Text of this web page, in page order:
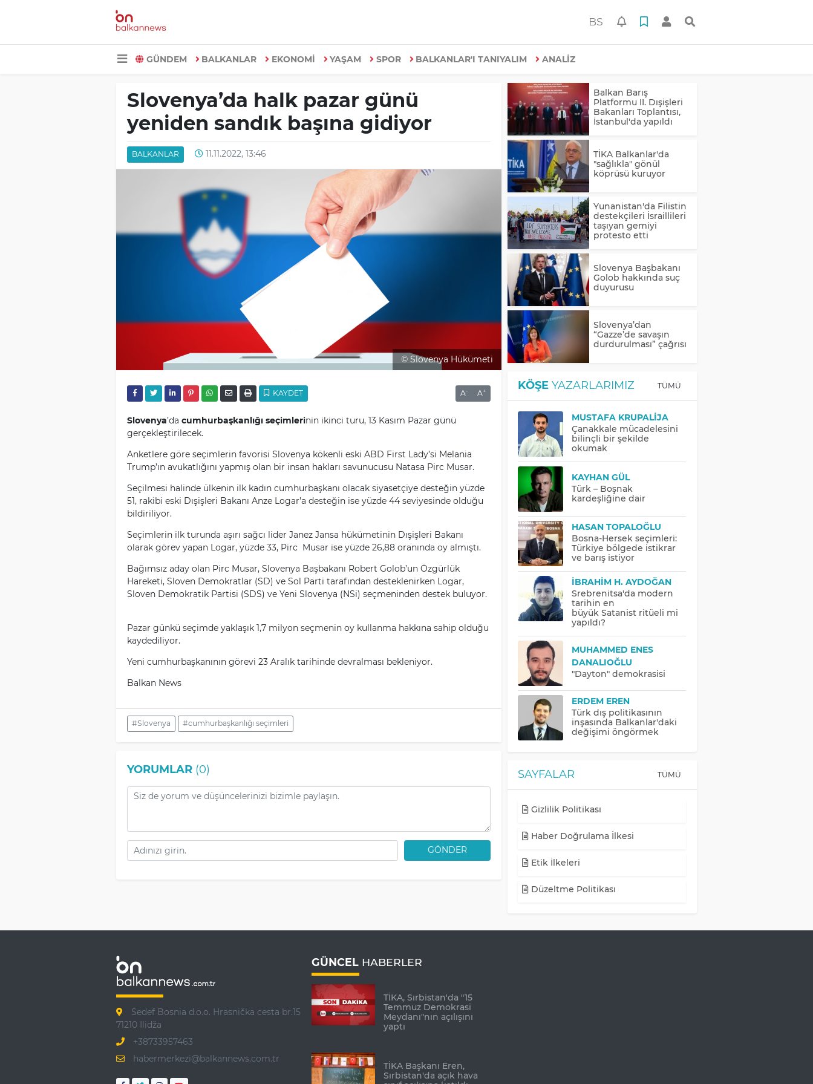
BS
GÜNDEM BALKANLAR EKONOMİ YAŞAM SPOR BALKANLAR'I TANIYALIM ANALİZ
Slovenya’da halk pazar günü
yeniden sandık başına gidiyor
BALKANLAR 11.11.2022, 13:46
© Slovenya Hükümeti
KAYDET A- A+
Slovenya’da cumhurbaşkanlığı seçimlerinin ikinci turu, 13 Kasım Pazar günü
gerçekleştirilecek.
Anketlere göre seçimlerin favorisi Slovenya kökenli eski ABD First Lady’si Melania
Trump’ın avukatlığını yapmış olan bir insan hakları savunucusu Natasa Pirc Musar.
Seçilmesi halinde ülkenin ilk kadın cumhurbaşkanı olacak siyasetçiye desteğin yüzde
51, rakibi eski Dışişleri Bakanı Anze Logar’a desteğin ise yüzde 44 seviyesinde olduğu
bildiriliyor.
Seçimlerin ilk turunda aşırı sağcı lider Janez Jansa hükümetinin Dışişleri Bakanı
olarak görev yapan Logar, yüzde 33, Pirc Musar ise yüzde 26,88 oranında oy almıştı.
Bağımsız aday olan Pirc Musar, Slovenya Başbakanı Robert Golob’un Özgürlük
Hareketi, Sloven Demokratlar (SD) ve Sol Parti tarafından desteklenirken Logar,
Sloven Demokratik Partisi (SDS) ve Yeni Slovenya (NSi) seçmeninden destek buluyor.
Pazar günkü seçimde yaklaşık 1,7 milyon seçmenin oy kullanma hakkına sahip olduğu
kaydediliyor.
Yeni cumhurbaşkanının görevi 23 Aralık tarihinde devralması bekleniyor.
Balkan News
#Slovenya #cumhurbaşkanlığı seçimleri
YORUMLAR(0)
GÖNDER
Balkan Barış
Platformu II. Dışişleri
Bakanları Toplantısı,
İstanbul'da yapıldı
TİKA Balkanlar'da
"sağlıkla" gönül
köprüsü kuruyor
Yunanistan'da Filistin
destekçileri İsraillileri
taşıyan gemiyi
protesto etti
Slovenya Başbakanı
Golob hakkında suç
duyurusu
Slovenya’dan
“Gazze’de savaşın
durdurulması” çağrısı
KÖŞE YAZARLARIMIZ TÜMÜ
MUSTAFA KRUPALIJA
Çanakkale mücadelesini
bilinçli bir şekilde
okumak
KAYHAN GÜL
Türk – Boşnak
kardeşliğine dair
HASAN TOPALOĞLU
Bosna-Hersek seçimleri:
Türkiye bölgede istikrar
ve barış istiyor
İBRAHIM H. AYDOĞAN
Srebrenitsa'da modern
tarihin en
büyük Satanist ritüeli mi
yapıldı?
MUHAMMED ENES
DANALIOĞLU
"Dayton" demokrasisi
ERDEM EREN
Türk dış politikasının
inşasında Balkanlar'daki
değişimi öngörmek
SAYFALAR TÜMÜ
Gizlilik Politikası
Haber Doğrulama İlkesi
Etik İlkeleri
Düzeltme Politikası
Sedef Bosnia d.o.o. Hrasnička cesta br.15
71210 Ilidža
+38733957463
habermerkezi@balkannews.com.tr
GÜNCEL HABERLER
TİKA, Sırbistan'da "15
Temmuz Demokrasi
Meydanı"nın açılışını
yaptı
TİKA Başkanı Eren,
Sırbistan'da açık hava